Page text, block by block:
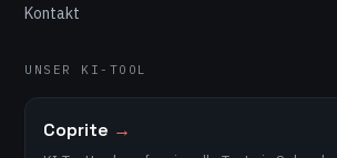
Kontakt
UNSER KI-TOOL
Coprite →